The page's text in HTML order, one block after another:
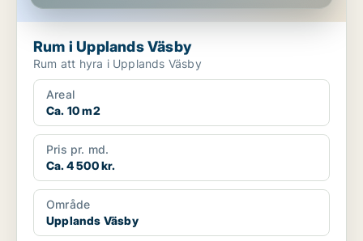
Rum i Upplands Väsby
Rum att hyra i Upplands Väsby
Areal
Ca. 10 m2
Pris pr. md.
Ca. 4 500 kr.
Område
Upplands Väsby